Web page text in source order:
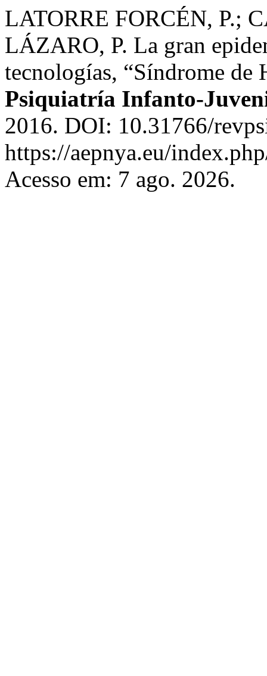
LATORRE FORCÉN, P.;
LÁZARO, P. La gran
tecnologías, “Síndrome
Psiquiatría Infanto-
2016. DOI: 10.31766/
https://aepnya.eu/
Acesso em: 7 ago. 2026.